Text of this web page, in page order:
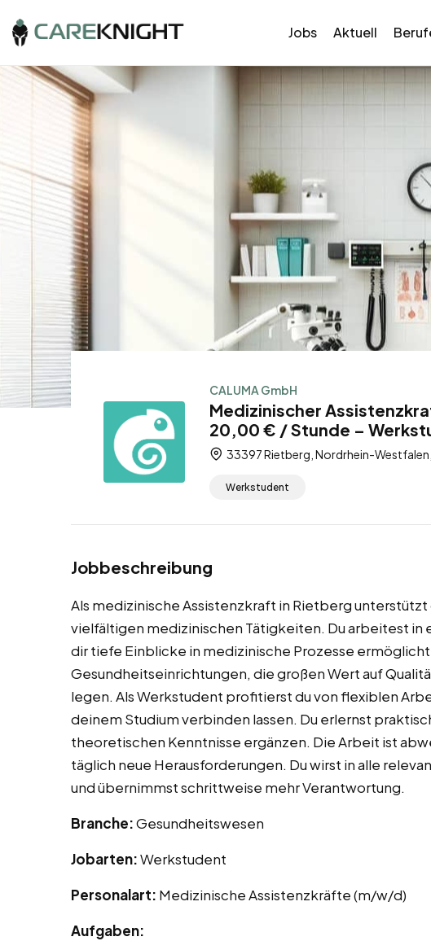
Jobs Aktuell
CALUMA GmbH
Medizinischer
20,00 € / Stunde –
33397 Rietberg, Nordrhein-
Werkstudent
Jobbeschreibung
Als medizinische Assistenzkraft in Rietberg
vielfältigen medizinischen Tätigkeiten. Du arbeitest in
dir tiefe Einblicke in medizinische Prozesse
Gesundheitseinrichtungen, die großen Wert auf
legen. Als Werkstudent profitierst du von flexiblen
deinem Studium verbinden lassen. Du erlernst
theoretischen Kenntnisse ergänzen. Die Arbeit ist
täglich neue Herausforderungen. Du wirst in alle
und übernimmst schrittweise mehr Verantwortung.
Branche:Gesundheitswesen
Jobarten:Werkstudent
Personalart: Medizinische Assistenzkräfte (m/w/d)
Aufgaben: